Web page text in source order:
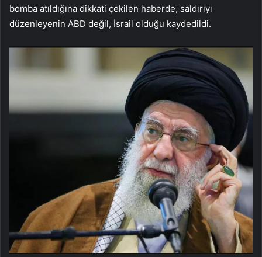
bomba atıldığına dikkati çekilen haberde, saldırıyı
düzenleyenin ABD değil, İsrail olduğu kaydedildi.